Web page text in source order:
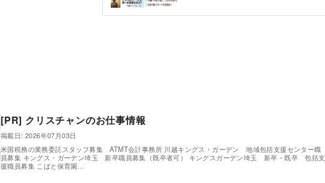
[PR] クリスチャンのお仕事情報
掲載日: 2026年07月03日
米国税務の業務委託スタッフ募集 ATMT会計事務所 川越キングス・ガーデン 地域包括支援センター職
員募集 キングス・ガーデン埼玉 新卒職員募集（既卒者可） キングスガーデン埼玉 新卒・既卒 包括支
援職員募集 こばと保育園...